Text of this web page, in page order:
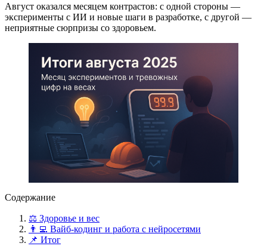
Август оказался месяцем контрастов: с одной стороны —
эксперименты с ИИ и новые шаги в разработке, с другой —
неприятные сюрпризы со здоровьем.
Содержание
⚖️ Здоровье и вес
👨‍💻 Вайб-кодинг и работа с нейросетями
📌 Итог